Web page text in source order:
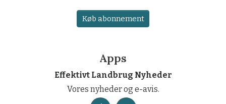
Køb abonnement
Apps
Effektivt Landbrug Nyheder
Vores nyheder og e-avis.